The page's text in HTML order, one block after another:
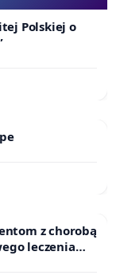
Polskiej o
z chorobą
leczenia